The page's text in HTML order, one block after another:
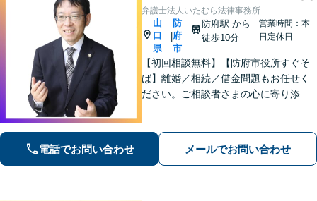
弁護士法人いたむら法律事務所
山
口
県
|
防
府
市
防府駅 から
徒歩10分
営業時間：本
日定休日
【初回相談無料】【防府市役所すぐそ
ば】離婚／相続／借金問題もお任せく
ださい。ご相談者さまの心に寄り添っ
着した事務所です。お気軽にご相談く
電話でお問い合わせ メールでお問い合わせ